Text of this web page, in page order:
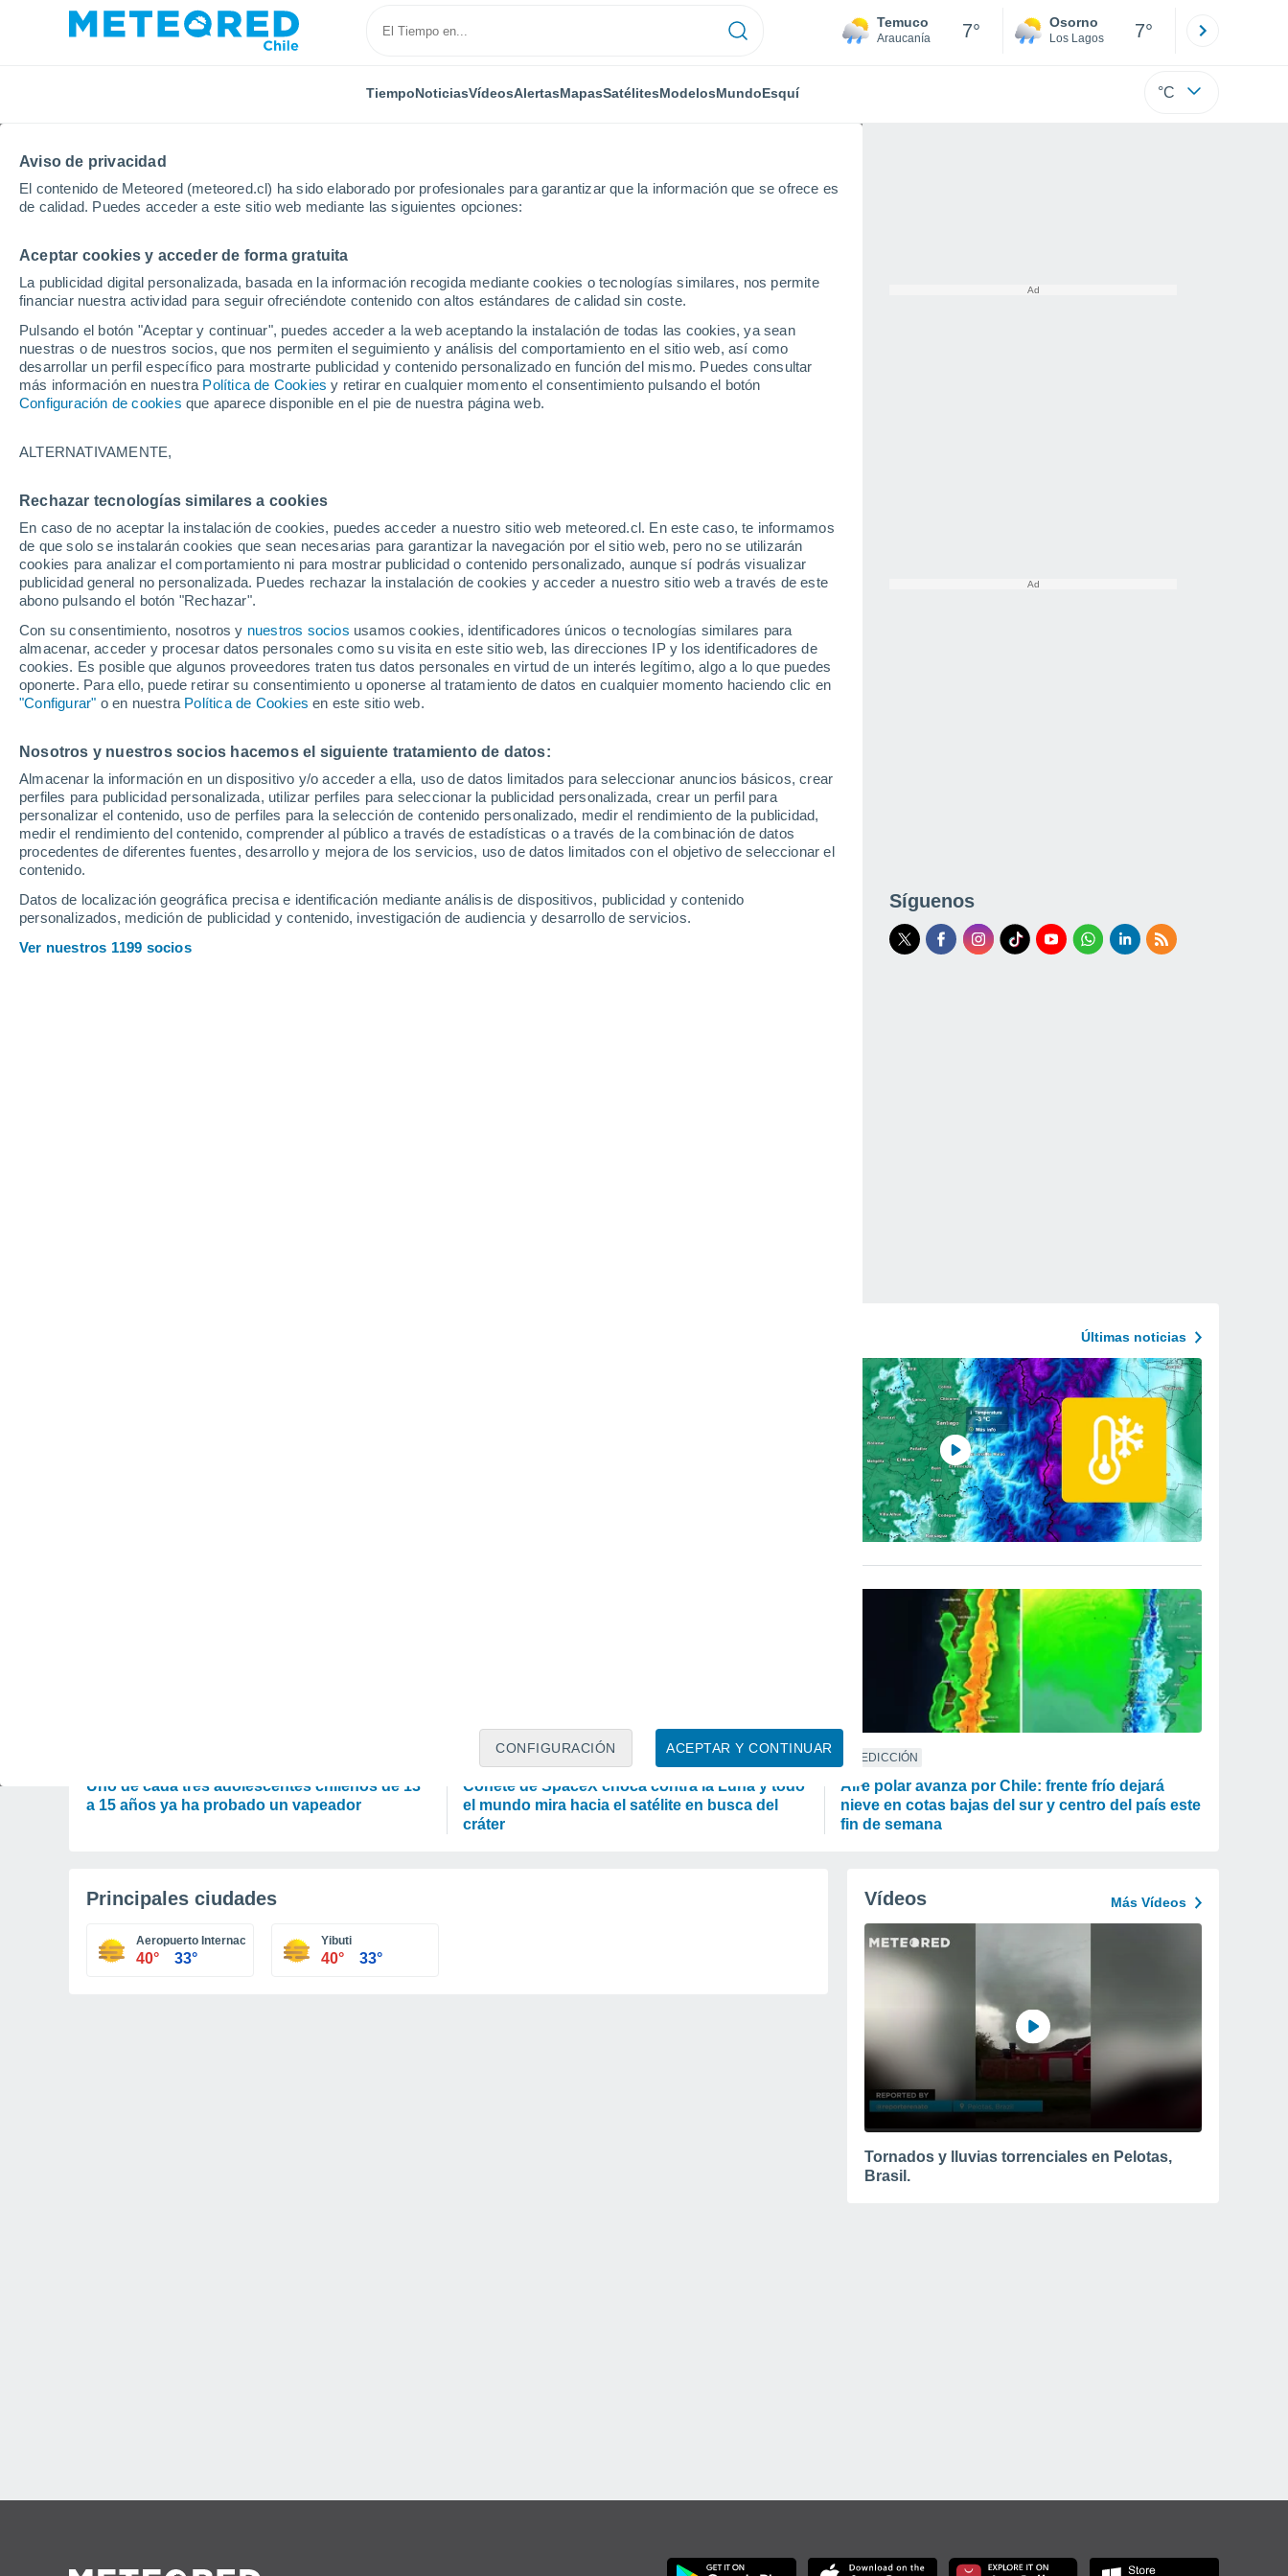
Aviso de privacidad
El contenido de Meteored (meteored.cl) ha sido elaborado por profesionales para garantizar que la información que se ofrece es
de calidad. Puedes acceder a este sitio web mediante las siguientes opciones:
Aceptar cookies y acceder de forma gratuita
La publicidad digital personalizada, basada en la información recogida mediante cookies o tecnologías similares, nos permite
financiar nuestra actividad para seguir ofreciéndote contenido con altos estándares de calidad sin coste.
Pulsando el botón "Aceptar y continuar", puedes acceder a la web aceptando la instalación de todas las cookies, ya sean
nuestras o de nuestros socios, que nos permiten el seguimiento y análisis del comportamiento en el sitio web, así como
desarrollar un perfil específico para mostrarte publicidad y contenido personalizado en función del mismo. Puedes consultar
más información en nuestra Política de Cookies y retirar en cualquier momento el consentimiento pulsando el botón
Configuración de cookies que aparece disponible en el pie de nuestra página web.
ALTERNATIVAMENTE,
Rechazar tecnologías similares a cookies
En caso de no aceptar la instalación de cookies, puedes acceder a nuestro sitio web meteored.cl. En este caso, te informamos
de que solo se instalarán cookies que sean necesarias para garantizar la navegación por el sitio web, pero no se utilizarán
cookies para analizar el comportamiento ni para mostrar publicidad o contenido personalizado, aunque sí podrás visualizar
publicidad general no personalizada. Puedes rechazar la instalación de cookies y acceder a nuestro sitio web a través de este
abono pulsando el botón "Rechazar".
Con su consentimiento, nosotros y nuestros socios usamos cookies, identificadores únicos o tecnologías similares para
almacenar, acceder y procesar datos personales como su visita en este sitio web, las direcciones IP y los identificadores de
cookies. Es posible que algunos proveedores traten tus datos personales en virtud de un interés legítimo, algo a lo que puedes
oponerte. Para ello, puede retirar su consentimiento u oponerse al tratamiento de datos en cualquier momento haciendo clic en
"Configurar" o en nuestra Política de Cookies en este sitio web.
Nosotros y nuestros socios hacemos el siguiente tratamiento de datos:
Almacenar la información en un dispositivo y/o acceder a ella, uso de datos limitados para seleccionar anuncios básicos, crear
perfiles para publicidad personalizada, utilizar perfiles para seleccionar la publicidad personalizada, crear un perfil para
personalizar el contenido, uso de perfiles para la selección de contenido personalizado, medir el rendimiento de la publicidad,
medir el rendimiento del contenido, comprender al público a través de estadísticas o a través de la combinación de datos
procedentes de diferentes fuentes, desarrollo y mejora de los servicios, uso de datos limitados con el objetivo de seleccionar el
contenido.
Datos de localización geográfica precisa e identificación mediante análisis de dispositivos, publicidad y contenido
personalizados, medición de publicidad y contenido, investigación de audiencia y desarrollo de servicios.
Ver nuestros 1199 socios
ACEPTAR Y CONTINUAR
CONFIGURACIÓN
Temuco
Araucanía 7° Osorno
Los Lagos 7°
TiempoNoticiasVídeosAlertasMapasSatélitesModelosMundoEsquí °C
Inicio Yibuti
El Tiempo en Yibuti. Pronóstico meteorológico
a 14 días
Hoy, 7 agosto Todo el día Símbolo
Síguenos
Últimas noticias
Uno de cada tres adolescentes chilenos de 13
a 15 años ya ha probado un vapeador
Cohete de SpaceX choca contra la Luna y todo
el mundo mira hacia el satélite en busca del
cráter
PREDICCIÓN
Aire polar avanza por Chile: frente frío dejará
nieve en cotas bajas del sur y centro del país este
fin de semana
Principales ciudades
Aeropuerto Internacional de Yibuti-Ambouli
40° 33°
Yibuti
40° 33°
Vídeos Más Vídeos
Tornados y lluvias torrenciales en Pelotas,
Brasil.